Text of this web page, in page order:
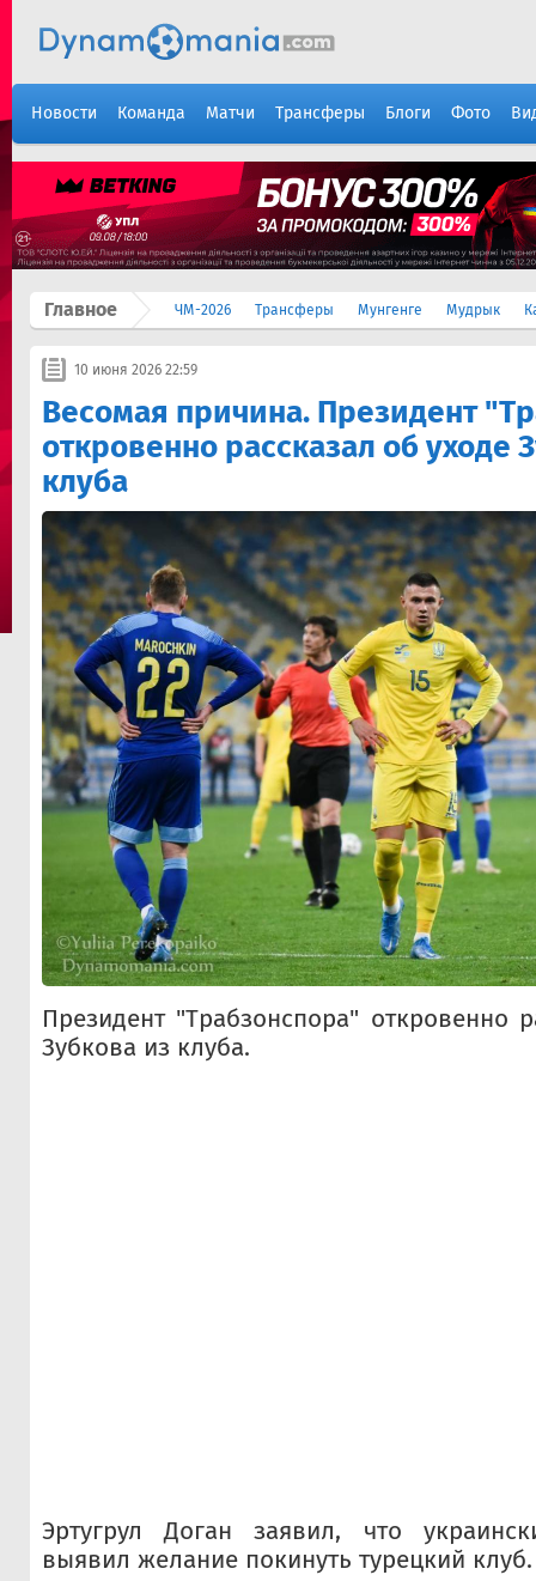
Новости Команда Матчи Трансферы Блоги Фото
Главное ЧМ-2026 Трансферы Мунгенге Мудрык
10 июня 2026 22:59
Весомая причина. Президент
откровенно рассказал об уходе
клуба
Президент "Трабзонспора" откровенно
Зубкова из клуба.
Эртугрул Доган заявил, что
выявил желание покинуть турецкий клуб.